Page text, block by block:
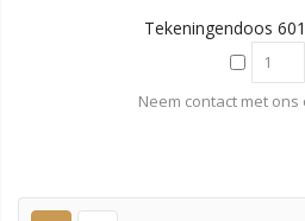
Tekeningendoos
Neem contact met ons